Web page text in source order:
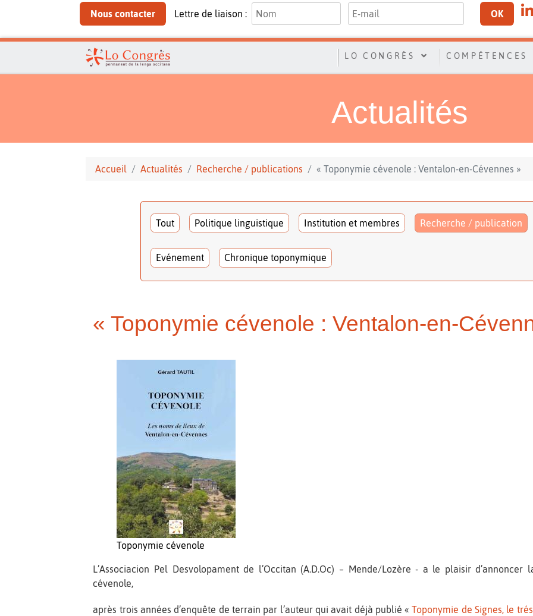
Nous contacter Lettre de liaison : OK
LO CONGRÈS COMPÉTENCES
Actualités
Accueil Actualités Recherche / publications « Toponymie cévenole : Ventalon-en-Cévennes »
Tout Politique linguistique Institution et membres Recherche / publication
Evénement Chronique toponymique
« Toponymie cévenole : Ventalon-en-
Toponymie cévenole
L’Associacion Pel Desvolopament de l’Occitan (A.D.Oc) – Mende/Lozère - a le plaisir
cévenole,
après trois années d’enquête de terrain par l’auteur qui avait déjà publié «Toponymie de Signes, le